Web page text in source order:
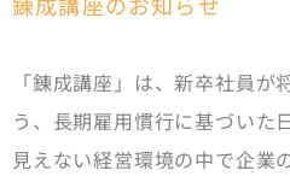
「錬成講座」は、新卒社員
う、長期雇用慣行に基づいた
見えない経営環境の中で企業